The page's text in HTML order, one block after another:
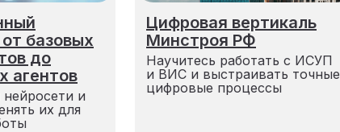
базовых
до
агентов
и
их для
Цифровая вертикаль
Минстроя РФ
Научитесь работать с ИСУП
и ВИС и выстраивать точные
цифровые процессы